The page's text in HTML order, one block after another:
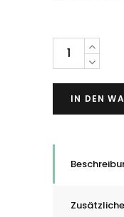
Sparrollenhalter
SPARROLLEN-
MAGAZIN
IN DEN